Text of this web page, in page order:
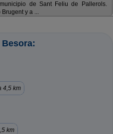
de Sant Feliu de Pallerols.
y a ...
Besora:
4,5 km
km